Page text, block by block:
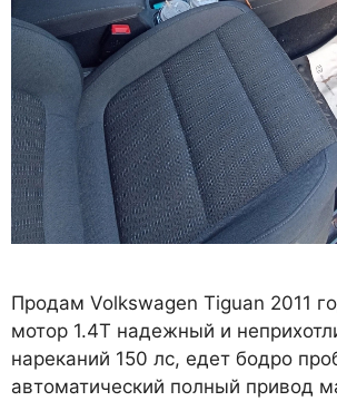
Продам Volkswagen Tiguan 2011
мотор 1.4Т надежный и
нареканий 150 лс, едет бодро
автоматический полный привод